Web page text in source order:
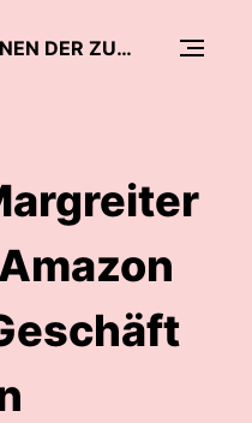
UNTERNEHMER:INNEN DER ZUKUNFT - DER AMAZON PODCAST ZUM MARKETPLACE